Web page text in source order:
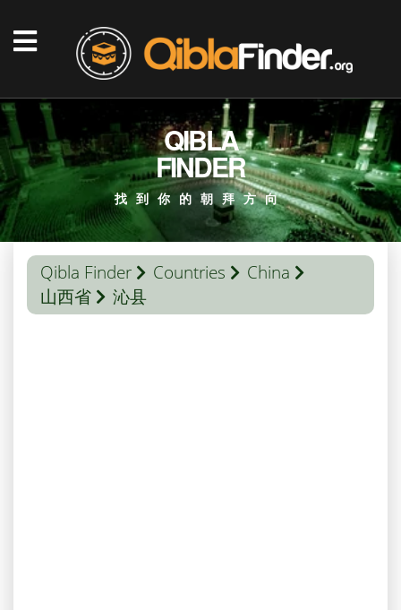
QIBLA
FINDER
找到你的朝拜方向
Qibla Finder Countries
China
山西省
沁县